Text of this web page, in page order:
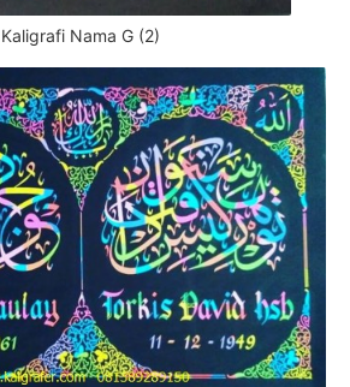
Kaligrafi Nama G (2)